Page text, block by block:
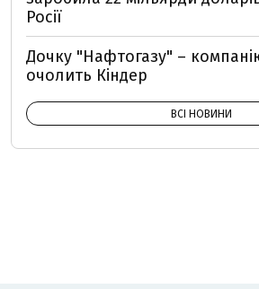
Росії
Дочку "Нафтогазу" –
очолить Кіндер
ВСІ НОВИНИ